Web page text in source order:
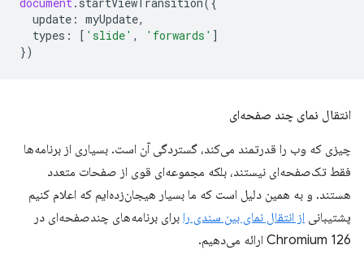
update : myUpdate,
types : [ 'slide' , 'forwards' ]
})
انتقال نمای چند صفحه‌ای
چیزی که وب را قدرتمند می‌کند، گستردگی آن است. بسیاری از برنامه‌ها
فقط تک‌صفحه‌ای نیستند، بلکه مجموعه‌ای قوی از صفحات متعدد
هستند. و به همین دلیل است که ما بسیار هیجان‌زده‌ایم که اعلام کنیم
پشتیبانی از انتقال نمای بین سندی را برای برنامه‌های چندصفحه‌ای در
Chromium 126 ارائه می‌دهیم.